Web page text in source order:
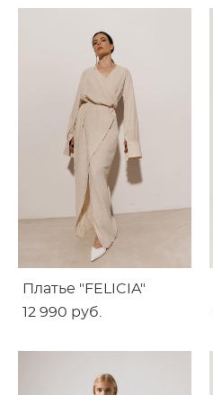
Платье "FELICIA"
12 990 pуб.